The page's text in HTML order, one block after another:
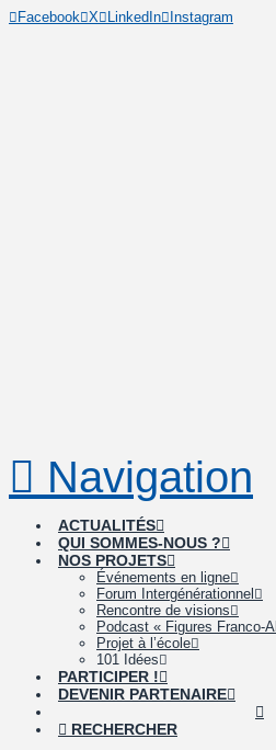
Facebook X LinkedIn Instagram
Navigation
ACTUALITÉS
QUI SOMMES-NOUS ?
NOS PROJETS
Événements en ligne
Forum Intergénérationnel
Rencontre de visions
Podcast « Figures Franco-
Projet à l’école
101 Idées
PARTICIPER !
DEVENIR PARTENAIRE
RECHERCHER